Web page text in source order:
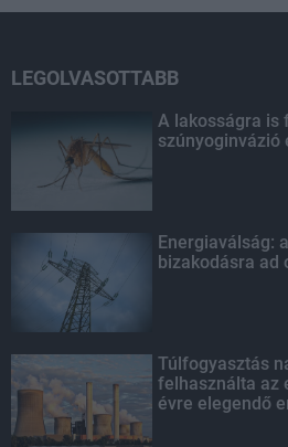
LEGOLVASOTTABB
A lakosságra is
szúnyoginvázió
Energiaválság:
bizakodásra ad
Túlfogyasztás
felhasználta az
évre elegendő